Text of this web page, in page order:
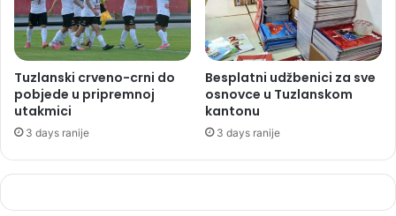
Tuzlanski crveno-crni do
pobjede u pripremnoj
utakmici
3 days ranije
Besplatni udžbenici za sve
osnovce u Tuzlanskom
kantonu
3 days ranije